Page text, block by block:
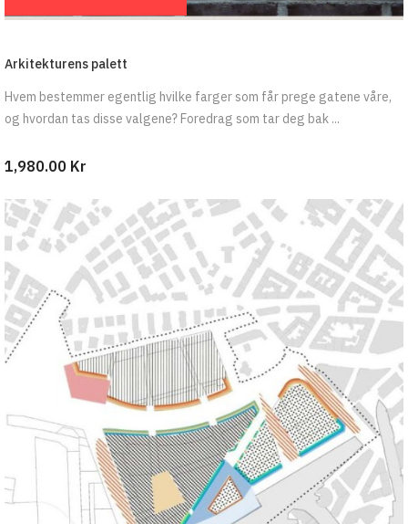
Arkitekturens palett
Hvem bestemmer egentlig hvilke farger som får prege gatene våre,
og hvordan tas disse valgene? Foredrag som tar deg bak ...
1,980.00 Kr